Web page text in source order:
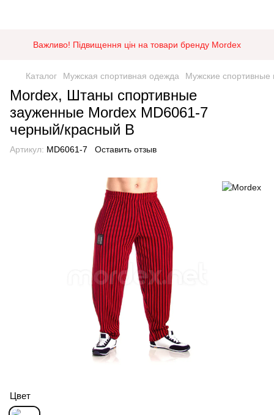
Важливо! Підвищення цін на товари бренду Mordex
Каталог Мужская спортивная одежда Мужские
Mordex, Штаны спортивные
зауженные Mordex MD6061-7
черный/красный B
Артикул: MD6061-7 Оставить отзыв
Цвет